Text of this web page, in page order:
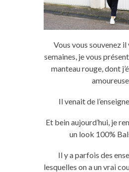
Vous vous souvenez il
semaines, je vous
manteau rouge, dont
amoureuse.
Il venait de l’enseigne
Et beinaujourd’hui, je
un look 100%
Il y a parfois des
lesquelles on a un vrai